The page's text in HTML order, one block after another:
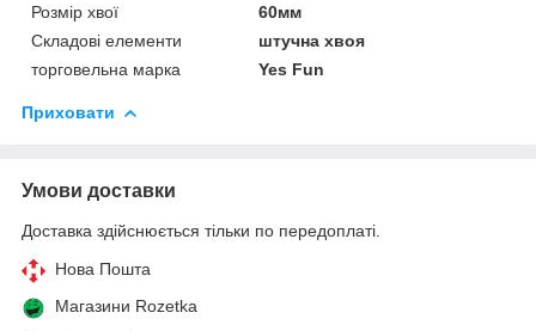
Розмір хвої
60мм
Складові елементи
штучна хвоя
торговельна марка
Yes Fun
Приховати
Умови доставки
Доставка здійснюється тільки по передоплаті.
Нова Пошта
Магазини Rozetka